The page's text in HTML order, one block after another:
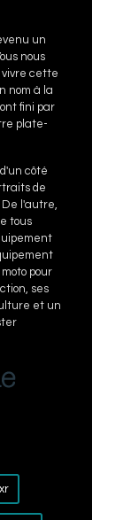
un
nous
vivre cette
nom à la
fini par
plate-
côté
de
l'autre,
tous
pour
ses
et un